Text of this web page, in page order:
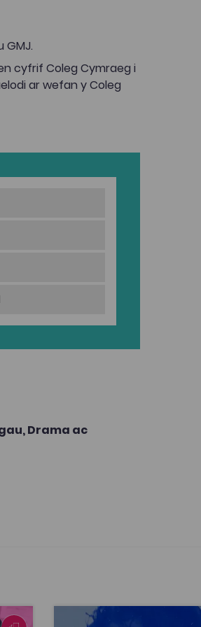
GMJ.
cyfrif Coleg Cymraeg i
ar wefan y Coleg
Drama ac
Lafant, ‘O! Mor Las’ gan